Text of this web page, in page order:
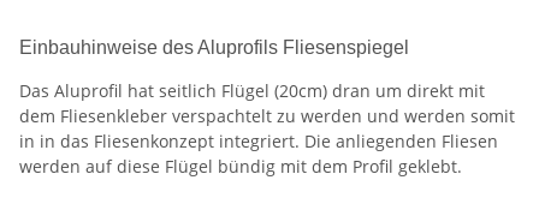
Einbauhinweise des Aluprofils Fliesenspiegel
Das Aluprofil hat seitlich Flügel (20cm) dran um direkt mit
dem Fliesenkleber verspachtelt zu werden und werden somit
in in das Fliesenkonzept integriert. Die anliegenden Fliesen
werden auf diese Flügel bündig mit dem Profil geklebt.